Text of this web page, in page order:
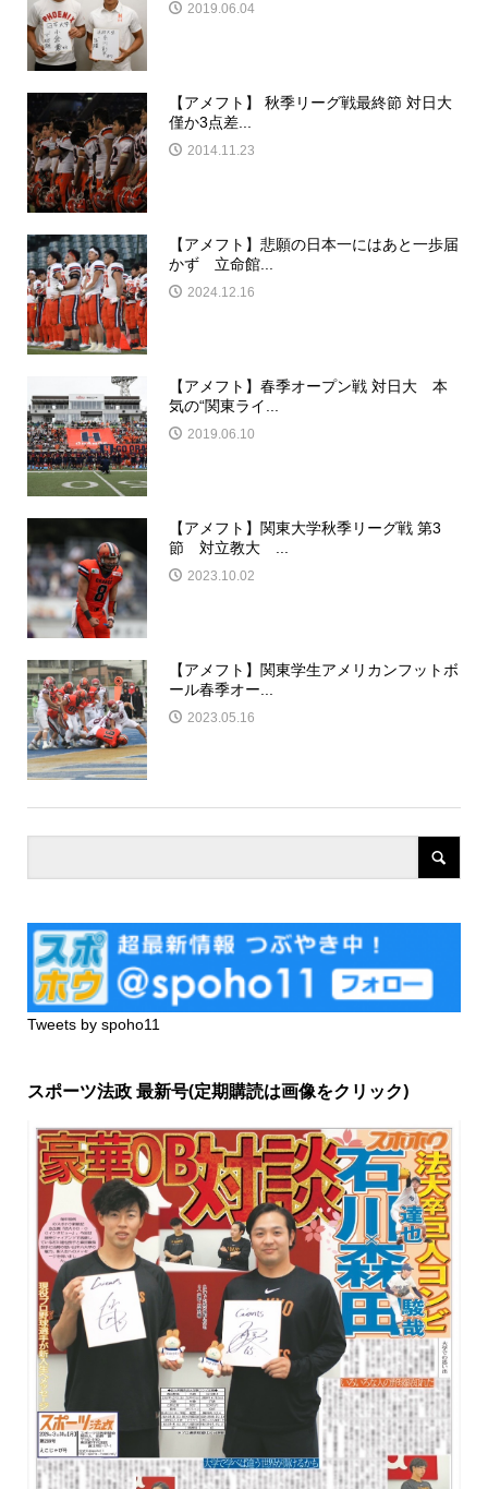
2019.06.04
【アメフト】 秋季リーグ戦最終節 対日大
僅か3点差...
2014.11.23
【アメフト】悲願の日本一にはあと一歩届
かず 立命館...
2024.12.16
【アメフト】春季オープン戦 対日大 本
気の“関東ライ...
2019.06.10
【アメフト】関東大学秋季リーグ戦 第3
節 対立教大 ...
2023.10.02
【アメフト】関東学生アメリカンフットボ
ール春季オー...
2023.05.16
Tweets by spoho11
スポーツ法政 最新号(定期購読は画像をクリック)